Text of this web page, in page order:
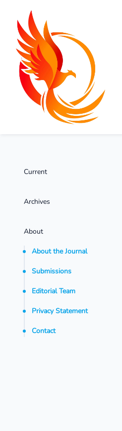
Current
Archives
About
About the Journal
Submissions
Editorial Team
Privacy Statement
Contact